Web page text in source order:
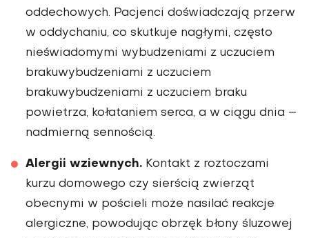
oddechowych. Pacjenci doświadczają przerw
w oddychaniu, co skutkuje nagłymi, często
nieświadomymi wybudzeniami z uczuciem
brakuwybudzeniami z uczuciem
brakuwybudzeniami z uczuciem braku
powietrza, kołataniem serca, a w ciągu dnia –
nadmierną sennością.
Alergii wziewnych. Kontakt z roztoczami
kurzu domowego czy sierścią zwierząt
obecnymi w pościeli może nasilać reakcje
alergiczne, powodując obrzęk błony śluzowej